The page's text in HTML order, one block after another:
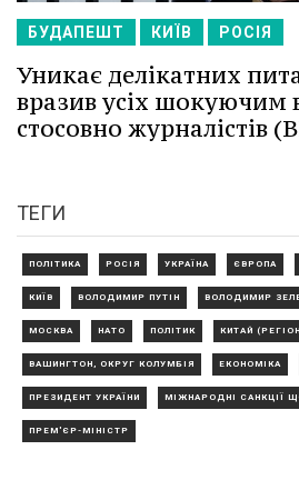
БУДАПЕШТ КИЇВ РОСІЯ
Уникає делікатних
вразив усіх шокуючим
стосовно журналістів
ТЕГИ
ПОЛІТИКА РОСІЯ УКРАЇНА ЄВРОПА
КИЇВ ВОЛОДИМИР ПУТІН ВОЛОДИМИР
МОСКВА НАТО ПОЛІТИК КИТАЙ
ВАШИНГТОН, ОКРУГ КОЛУМБІЯ ЕКОНОМІКА
ПРЕЗИДЕНТ УКРАЇНИ МІЖНАРОДНІ САНКЦІЇ
ПРЕМ'ЄР-МІНІСТР